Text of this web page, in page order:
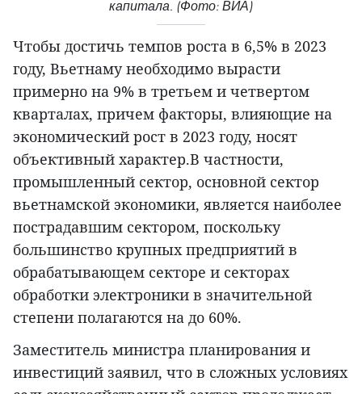
капитала. (Фото: ВИА)
Чтобы достичь темпов роста в 6,5% в 2023
году, Вьетнаму необходимо вырасти
примерно на 9% в третьем и четвертом
кварталах, причем факторы, влияющие на
экономический рост в 2023 году, носят
объективный характер.В частности,
промышленный сектор, основной сектор
вьетнамской экономики, является наиболее
пострадавшим сектором, поскольку
большинство крупных предприятий в
обрабатывающем секторе и секторах
обработки электроники в значительной
степени полагаются на до 60%.
Заместитель министра планирования и
инвестиций заявил, что в сложных условиях